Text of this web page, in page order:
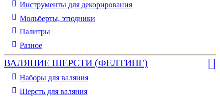
Инструменты для декорирования
Мольберты, этюдники
Палитры
Разное
ВАЛЯНИЕ ШЕРСТИ (ФЕЛТИНГ)
Наборы для валяния
Шерсть для валяния